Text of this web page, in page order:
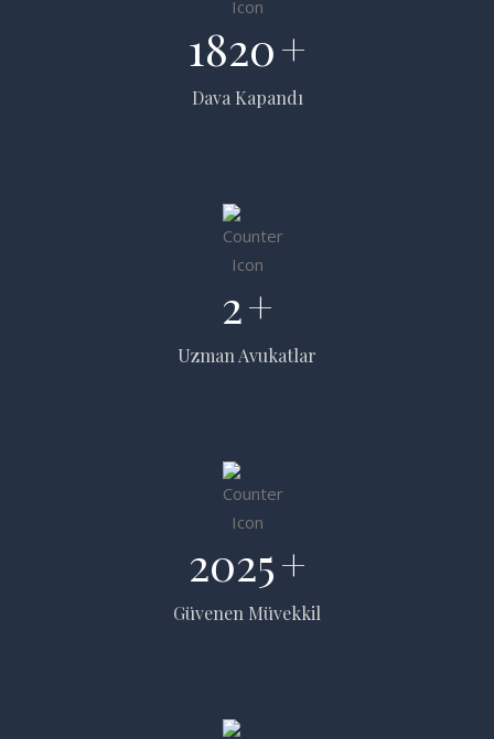
1820+
Dava Kapandı
2+
Uzman Avukatlar
2025+
Güvenen Müvekkil